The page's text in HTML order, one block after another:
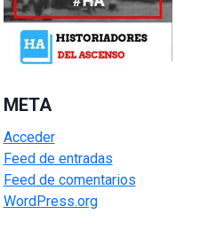
META
Acceder
Feed de entradas
Feed de comentarios
WordPress.org